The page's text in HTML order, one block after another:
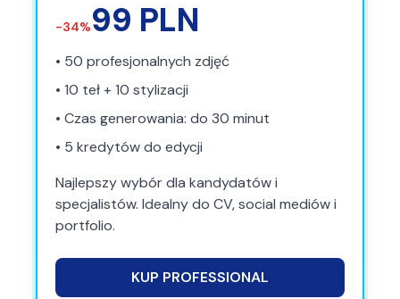
-34%99 PLN
• 50 profesjonalnych zdjęć
• 10 teł+10 stylizacji
• Czas generowania: do 30 minut
• 5 kredytów do edycji
Najlepszy wybór dla kandydatów i
specjalistów. Idealny do CV, social mediów i
portfolio.
KUP PROFESSIONAL